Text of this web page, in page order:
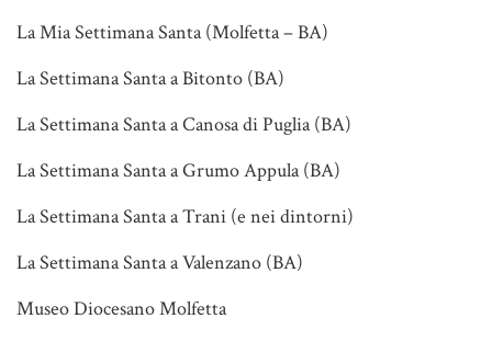
La Mia Settimana Santa (Molfetta – BA)
La Settimana Santa a Bitonto (BA)
La Settimana Santa a Canosa di Puglia (BA)
La Settimana Santa a Grumo Appula (BA)
La Settimana Santa a Trani (e nei dintorni)
La Settimana Santa a Valenzano (BA)
Museo Diocesano Molfetta